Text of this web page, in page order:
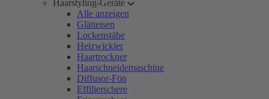
Haarstyling-Geräte
Alle anzeigen
Glätteisen
Lockenstäbe
Heizwickler
Haartrockner
Haarschneidemaschine
Diffusor-Fön
Effilierschere